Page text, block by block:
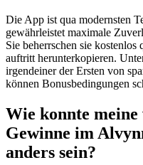
Die App ist qua modernsten
gewährleistet maximale
Sie beherrschen sie
auftritt herunterkopieren.
irgendeiner der Ersten von
können Bonusbedingungen
Wie konnte
Gewinne im
anders sein?